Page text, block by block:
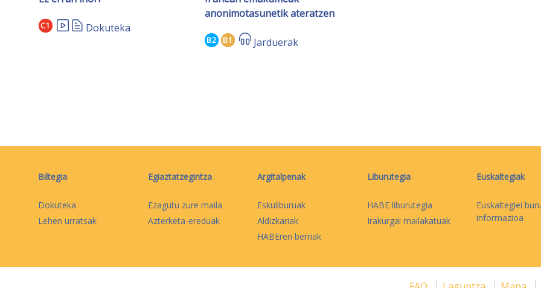
C1 Dokuteka
anonimotasunetik ateratzen
B2 B1 Jarduerak
Biltegia
Dokuteka
Lehen urratsak
Egiaztatzegintza
Ezagutu zure maila
Azterketa-ereduak
Argitalpenak
Eskuliburuak
Aldizkariak
HABEren berriak
Liburutegia
HABE liburutegia
Irakurgai mailakatuak
Euskaltegiak
Euskaltegiei
informazioa